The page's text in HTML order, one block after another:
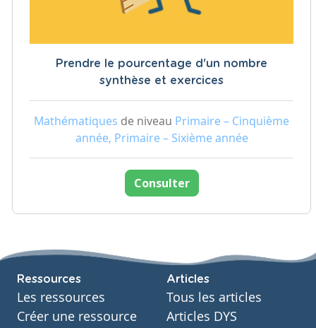
Prendre le pourcentage d'un nombre
synthèse et exercices
Mathématiques de niveau Primaire – Cinquième
année, Primaire – Sixième année
Consulter
Ressources
Les ressources
Créer une ressource
Articles
Tous les articles
Articles DYS